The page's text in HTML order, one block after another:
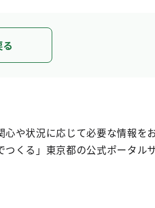
心や状況に応じて必要な情報を
くる」東京都の公式ポータルサ